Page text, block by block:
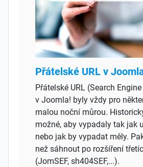
Přátelské URL v
Přátelské URL (Search
v Joomla! byly vždy pro
malou noční můrou.
možné, aby vypadaly tak jak
nebo jak by vypadat měly.
než sáhnout po rozšíření
(JomSEF, sh404SEF,...).